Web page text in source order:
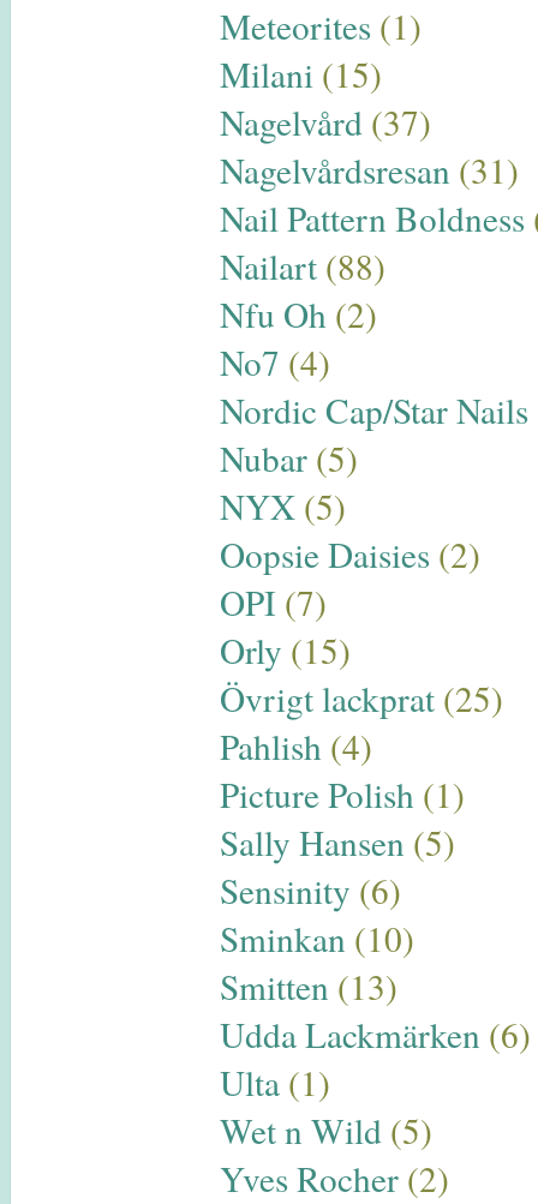
Meteorites (1)
Milani (15)
Nagelvård (37)
Nagelvårdsresan (31)
Nail Pattern Boldness
Nailart (88)
Nfu Oh (2)
No7 (4)
Nordic Cap/Star Nails
Nubar (5)
NYX (5)
Oopsie Daisies (2)
OPI (7)
Orly (15)
Övrigt lackprat (25)
Pahlish (4)
Picture Polish (1)
Sally Hansen (5)
Sensinity (6)
Sminkan (10)
Smitten (13)
Udda Lackmärken (6)
Ulta (1)
Wet n Wild (5)
Yves Rocher (2)